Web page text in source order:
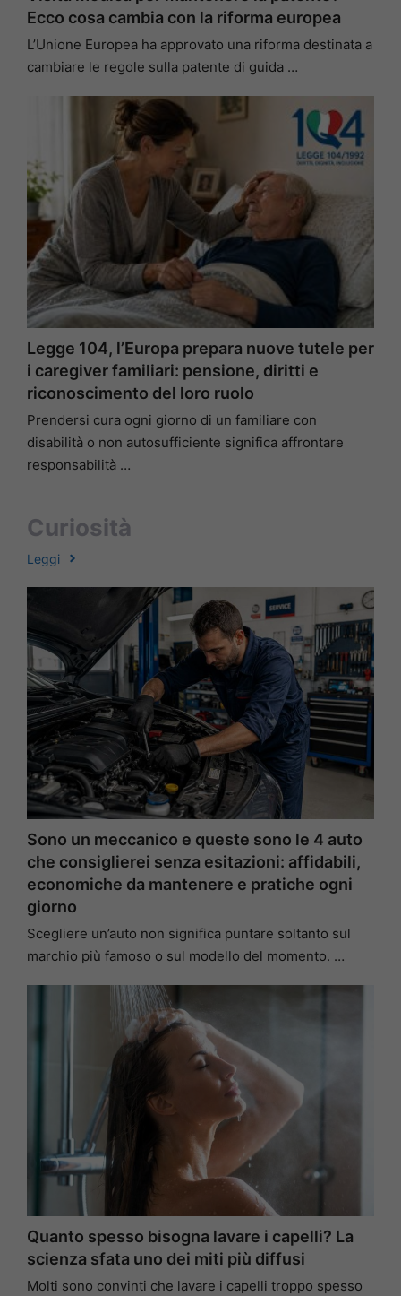
Ecco cosa cambia con la riforma europea
L’Unione Europea ha approvato una riforma destinata a
cambiare le regole sulla patente di guida …
Legge 104, l’Europa prepara nuove tutele per
i caregiver familiari: pensione, diritti e
riconoscimento del loro ruolo
Prendersi cura ogni giorno di un familiare con
disabilità o non autosufficiente significa affrontare
responsabilità …
Curiosità
Leggi
Sono un meccanico e queste sono le 4 auto
che consiglierei senza esitazioni: affidabili,
economiche da mantenere e pratiche ogni
giorno
Scegliere un’auto non significa puntare soltanto sul
marchio più famoso o sul modello del momento. …
Quanto spesso bisogna lavare i capelli? La
scienza sfata uno dei miti più diffusi
Molti sono convinti che lavare i capelli troppo spesso